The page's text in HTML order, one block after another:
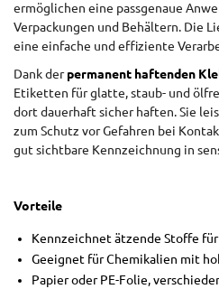
ermöglichen eine passgenaue
Verpackungen und Behältern. Die
eine einfache und effiziente
Dank derpermanent haftenden
Etiketten für glatte, staub- und
dort dauerhaft sicher haften. Sie
zum Schutz vor Gefahren bei
gut sichtbare Kennzeichnung in
Vorteile
Kennzeichnet ätzende Stoffe
Geeignet für Chemikalien mit
Papier oder PE-Folie,